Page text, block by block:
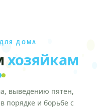
ДОМА
хозяйкам
выведению пятен,
и борьбе с